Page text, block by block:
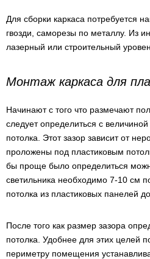
Для сборки каркаса
гвозди, саморезы по металлу. Из
лазерный или строительный
Монтаж каркаса для
Начинают с того что размечают
следует определиться с
потолка. Этот зазор зависит от
проложены под пластиковым
бы проще было определиться можно
светильника необходимо 7-10 см
потолка из пластиковых панелей
После того как размер зазора
потолка. Удобнее для этих целей
периметру помещения